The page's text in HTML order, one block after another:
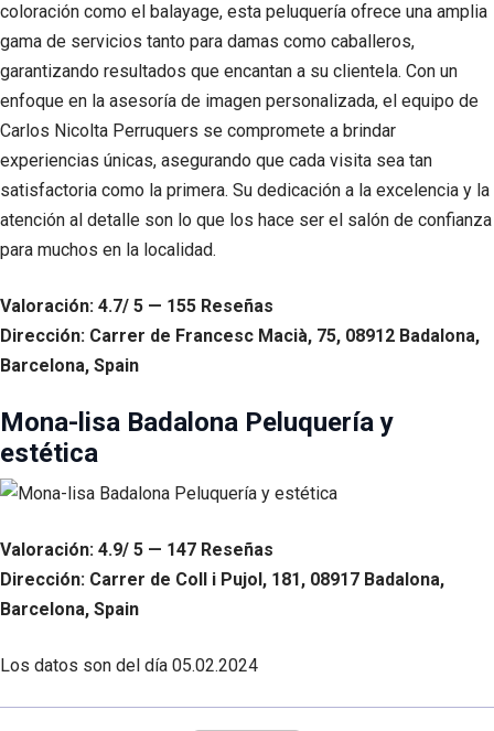
coloración como el balayage, esta peluquería ofrece una amplia
gama de servicios tanto para damas como caballeros,
garantizando resultados que encantan a su clientela. Con un
enfoque en la asesoría de imagen personalizada, el equipo de
Carlos Nicolta Perruquers se compromete a brindar
experiencias únicas, asegurando que cada visita sea tan
satisfactoria como la primera. Su dedicación a la excelencia y la
atención al detalle son lo que los hace ser el salón de confianza
para muchos en la localidad.
Valoración: 4.7/ 5 — 155 Reseñas
Dirección: Carrer de Francesc Macià, 75, 08912 Badalona,
Barcelona, Spain
Mona-lisa Badalona Peluquería y
estética
Valoración: 4.9/ 5 — 147 Reseñas
Dirección: Carrer de Coll i Pujol, 181, 08917 Badalona,
Barcelona, Spain
Los datos son del día 05.02.2024